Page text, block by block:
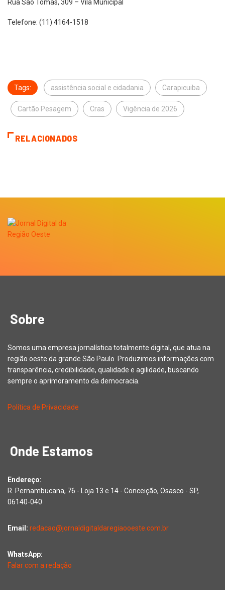
Rua São Tomás, 309 – Vila Municipal
Telefone: (11) 4164-1518
Tags: assistência social e cidadania Carapicuiba
Cartão Pesagem Cras Vigência de 2026
RELACIONADOS
Sobre
Somos uma empresa jornalística totalmente digital, que atua na
região oeste da grande São Paulo. Produzimos informações com
transparência, credibilidade, qualidade e agilidade, buscando
sempre o aprimoramento da democracia.
Política de Privacidade
Onde Estamos
Endereço:
R. Pernambucana, 76 - Loja 13 e 14 - Conceição, Osasco - SP,
06140-040
Email: redacao@jornaldigitaldaregiaooeste.com.br
WhatsApp:
Falar com a redação